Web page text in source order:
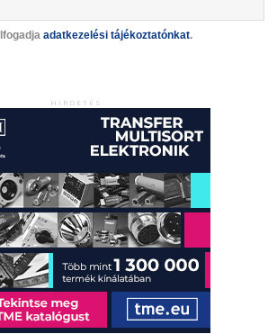
adatkezelési tájékoztatónkat.
HIRDETÉS